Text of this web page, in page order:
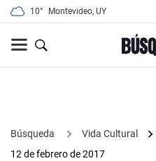
10° Montevideo, UY
Búsqueda Vida Cultural
12 de febrero de 2017